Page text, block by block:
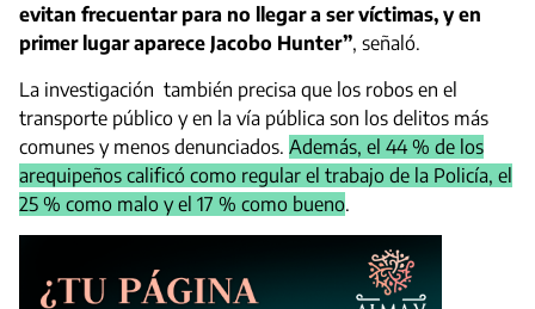
evitan frecuentar para no llegar a ser víctimas, y en
primer lugar aparece Jacobo Hunter”, señaló.
La investigación también precisa que los robos en el
transporte público y en la vía pública son los delitos más
comunes y menos denunciados. Además, el 44 % de los
arequipeños calificó como regular el trabajo de la Policía, el
25 % como malo y el 17 % como bueno.